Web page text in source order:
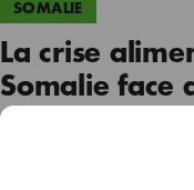
SOMALIE
La crise
Somalie face
02 juin 2026